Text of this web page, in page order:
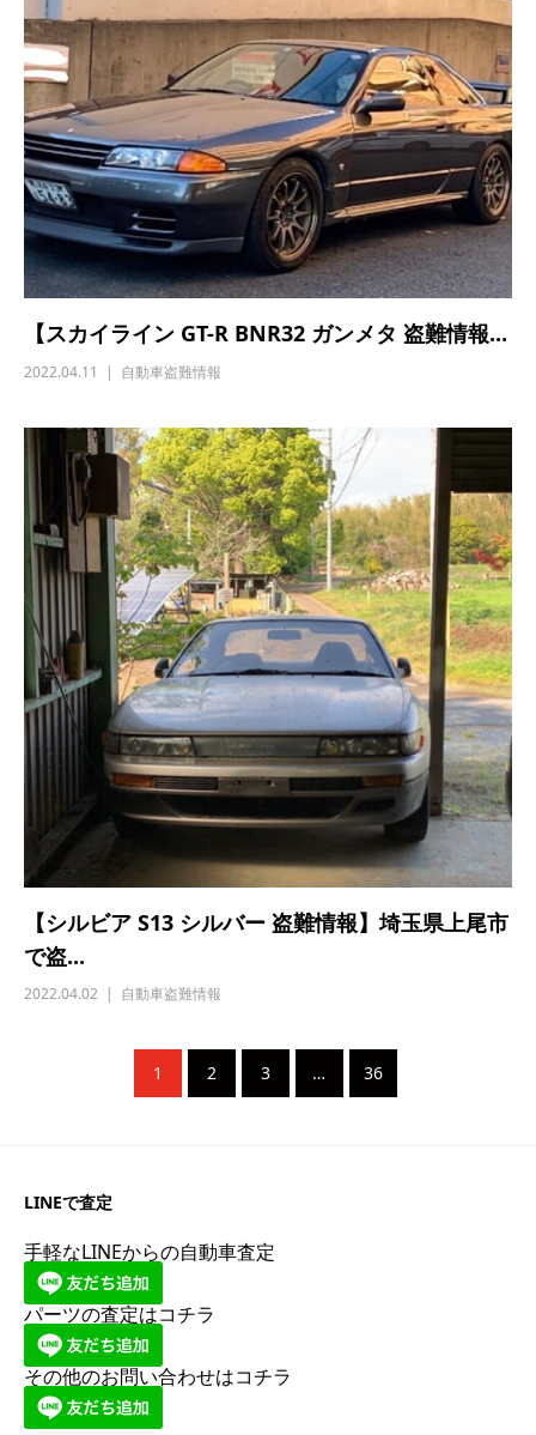
【スカイライン GT-R BNR32 ガンメタ 盗難情報...
2022.04.11 自動車盗難情報
【シルビア S13 シルバー 盗難情報】埼玉県上尾市
で盗...
2022.04.02 自動車盗難情報
1 2 3 … 36
LINEで査定
手軽なLINEからの自動車査定
パーツの査定はコチラ
その他のお問い合わせはコチラ